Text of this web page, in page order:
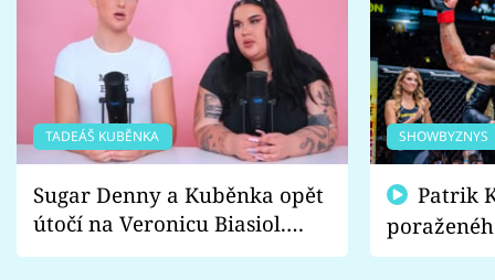
TADEÁŠ KUBĚNKA
Sugar Denny a Kuběnka opět
útočí na Veronicu Biasiol.
Proč je podle nich falešná a
SHOWBYZNYS
fanoušci